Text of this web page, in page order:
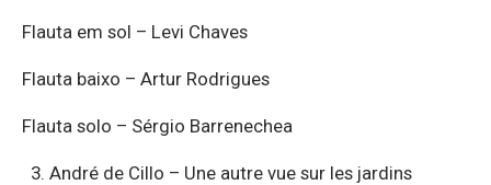
Flauta em sol – Levi Chaves
Flauta baixo – Artur Rodrigues
Flauta solo – Sérgio Barrenechea
André de Cillo – Une autre vue sur les jardins